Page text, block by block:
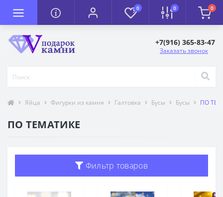
0 0 0
+7(916) 365-83-47
Заказать звонок
Яйца Фигурки из камня Галтовка Бусы Бусы ПО
ПО ТЕМАТИКЕ
Фильтр товаров